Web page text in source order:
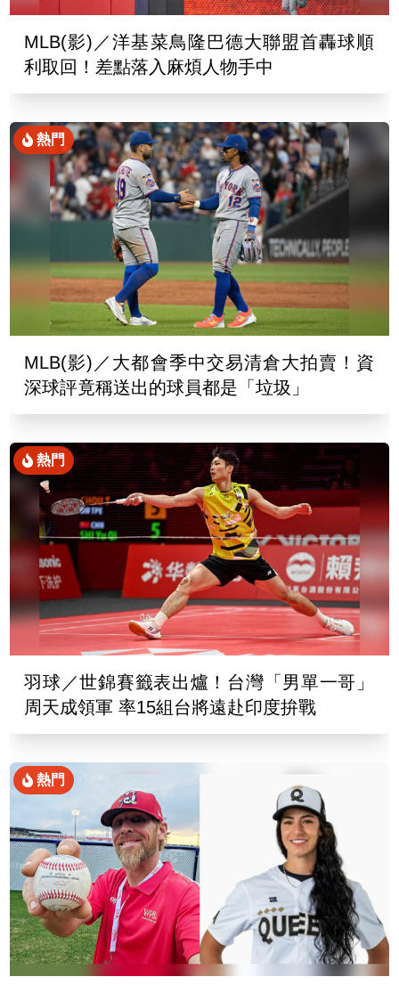
MLB(影)／洋基菜鳥隆巴德大聯盟首轟球順
利取回！差點落入麻煩人物手中
熱門
MLB(影)／大都會季中交易清倉大拍賣！資
深球評竟稱送出的球員都是「垃圾」
熱門
羽球／世錦賽籤表出爐！台灣「男單一哥」
周天成領軍 率15組台將遠赴印度拚戰
熱門